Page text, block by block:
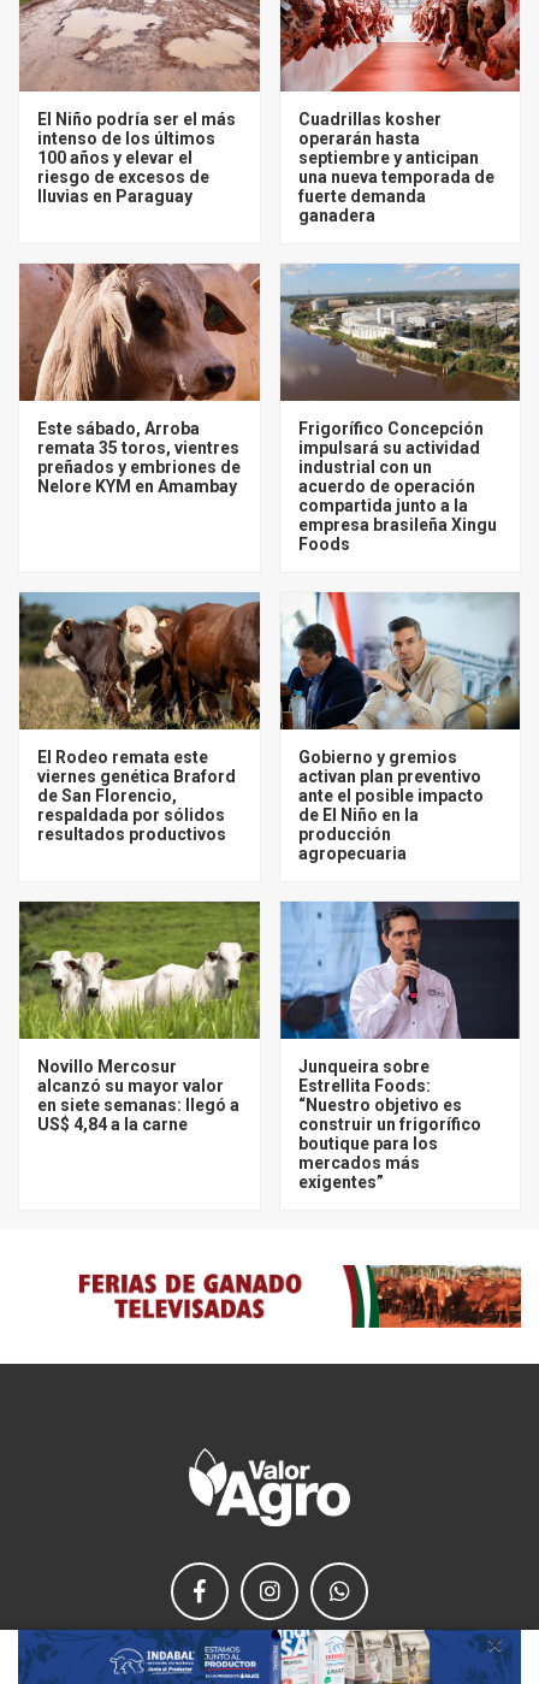
El Niño podría ser el más
intenso de los últimos
100 años y elevar el
riesgo de excesos de
lluvias en Paraguay
Cuadrillas kosher
operarán hasta
septiembre y anticipan
una nueva temporada de
fuerte demanda
ganadera
Este sábado, Arroba
remata 35 toros, vientres
preñados y embriones de
Nelore KYM en Amambay
Frigorífico Concepción
impulsará su actividad
industrial con un
acuerdo de operación
compartida junto a la
empresa brasileña Xingu
Foods
El Rodeo remata este
viernes genética Braford
de San Florencio,
respaldada por sólidos
resultados productivos
Gobierno y gremios
activan plan preventivo
ante el posible impacto
de El Niño en la
producción
agropecuaria
Novillo Mercosur
alcanzó su mayor valor
en siete semanas: llegó a
US$ 4,84 a la carne
Junqueira sobre
Estrellita Foods:
“Nuestro objetivo es
construir un frigorífico
boutique para los
mercados más
exigentes”
×